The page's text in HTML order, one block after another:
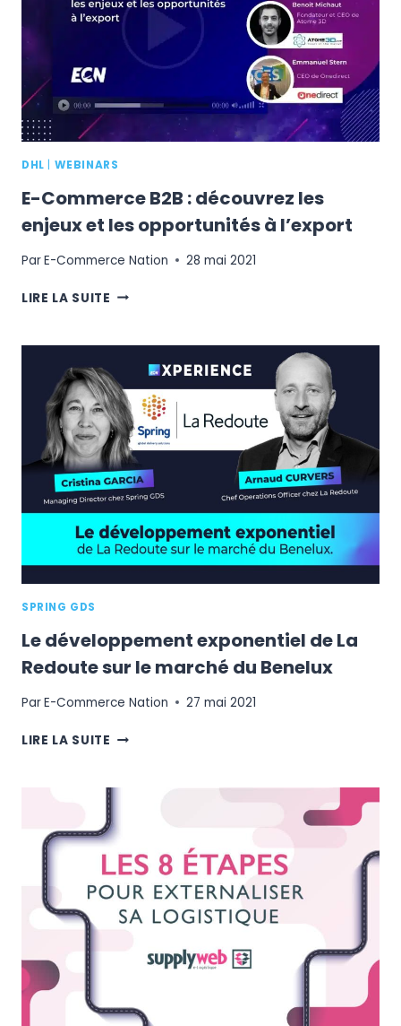
DE
VENTE
DHL WEBINARS
E-Commerce B2B : découvrez les
enjeux et les opportunités à l’export
ParE-Commerce Nation 28 mai 2021
LIRE LA SUITE E-
:
DÉCOUVREZ
LES
ENJEUX
ET
LES
OPPORTUNITÉS
À
L’EXPORT
SPRING GDS
Le développement exponentiel de La
Redoute sur le marché du Benelux
ParE-Commerce Nation 27 mai 2021
LIRE LA SUITE LE
DE
REDOUTE
LE
MARCHÉ
DU
BENELUX